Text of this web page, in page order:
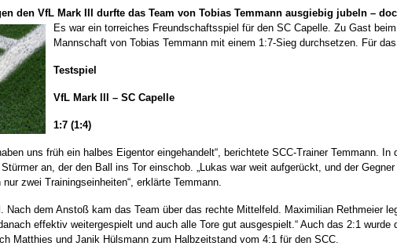
den VfL Mark III durfte das Team von Tobias Temmann ausgiebig jubeln –
Es war ein torreiches Freundschaftsspiel für den SC Capelle. Zu Gast
Mannschaft von Tobias Temmann mit einem 1:7-Sieg durchsetzen. Für
Testspiel
VfL Mark lll – SC Capelle
1:7 (1:4)
uns früh ein halbes Eigentor eingehandelt“, berichtete SCC-Trainer Temmann.
an, der den Ball ins Tor einschob. „Lukas war weit aufgerückt, und der
zwei Trainingseinheiten“, erklärte Temmann.
Nach dem Anstoß kam das Team über das rechte Mittelfeld. Maximilian Rethmeier
effektiv weitergespielt und auch alle Tore gut ausgespielt.“ Auch das 2:1
Matthies und Janik Hülsmann zum Halbzeitstand vom 4:1 für den SCC.